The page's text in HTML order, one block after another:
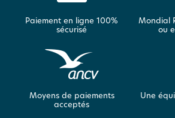
Paiement en ligne 100%
sécurisé
Mondial
ou
Moyens de paiements
acceptés
Une